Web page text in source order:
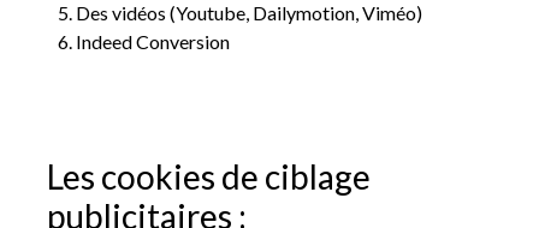
Des vidéos (Youtube, Dailymotion, Viméo)
Indeed Conversion
Les cookies de ciblage
publicitaires :